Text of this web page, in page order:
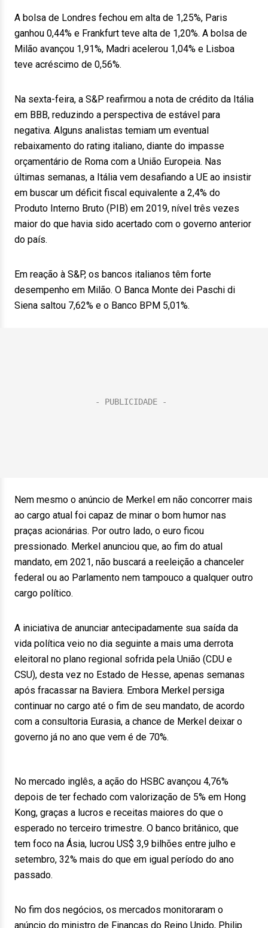
A bolsa de Londres fechou em alta de 1,25%, Paris
ganhou 0,44% e Frankfurt teve alta de 1,20%. A bolsa de
Milão avançou 1,91%, Madri acelerou 1,04% e Lisboa
teve acréscimo de 0,56%.
Na sexta-feira, a S&P reafirmou a nota de crédito da Itália
em BBB, reduzindo a perspectiva de estável para
negativa. Alguns analistas temiam um eventual
rebaixamento do rating italiano, diante do impasse
orçamentário de Roma com a União Europeia. Nas
últimas semanas, a Itália vem desafiando a UE ao insistir
em buscar um déficit fiscal equivalente a 2,4% do
Produto Interno Bruto (PIB) em 2019, nível três vezes
maior do que havia sido acertado com o governo anterior
do país.
Em reação à S&P, os bancos italianos têm forte
desempenho em Milão. O Banca Monte dei Paschi di
Siena saltou 7,62% e o Banco BPM 5,01%.
Nem mesmo o anúncio de Merkel em não concorrer mais
ao cargo atual foi capaz de minar o bom humor nas
praças acionárias. Por outro lado, o euro ficou
pressionado. Merkel anunciou que, ao fim do atual
mandato, em 2021, não buscará a reeleição a chanceler
federal ou ao Parlamento nem tampouco a qualquer outro
cargo político.
A iniciativa de anunciar antecipadamente sua saída da
vida política veio no dia seguinte a mais uma derrota
eleitoral no plano regional sofrida pela União (CDU e
CSU), desta vez no Estado de Hesse, apenas semanas
após fracassar na Baviera. Embora Merkel persiga
continuar no cargo até o fim de seu mandato, de acordo
com a consultoria Eurasia, a chance de Merkel deixar o
governo já no ano que vem é de 70%.
No mercado inglês, a ação do HSBC avançou 4,76%
depois de ter fechado com valorização de 5% em Hong
Kong, graças a lucros e receitas maiores do que o
esperado no terceiro trimestre. O banco britânico, que
tem foco na Ásia, lucrou US$ 3,9 bilhões entre julho e
setembro, 32% mais do que em igual período do ano
passado.
No fim dos negócios, os mercados monitoraram o
anúncio do ministro de Finanças do Reino Unido, Philip